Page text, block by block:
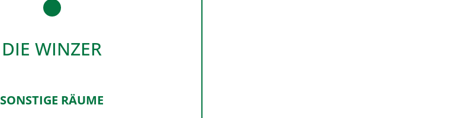
DIE WINZER
SONSTIGE RÄUME